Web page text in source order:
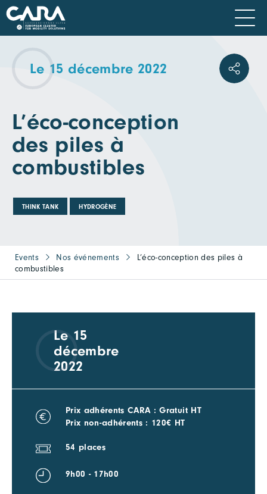
Le 15 décembre 2022
L’éco-conception
des piles à
combustibles
THINK TANK HYDROGÈNE
Events Nos événements
L’éco-conception des piles à
combustibles
Le 15
décembre
2022
Prix adhérents CARA : Gratuit HT
Prix non-adhérents : 120€ HT
54 places
9h00 - 17h00